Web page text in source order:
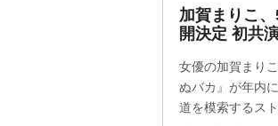
加賀まりこ
開決定 初共
女優の加賀まり
ぬバカ』が年内
道を模索するス